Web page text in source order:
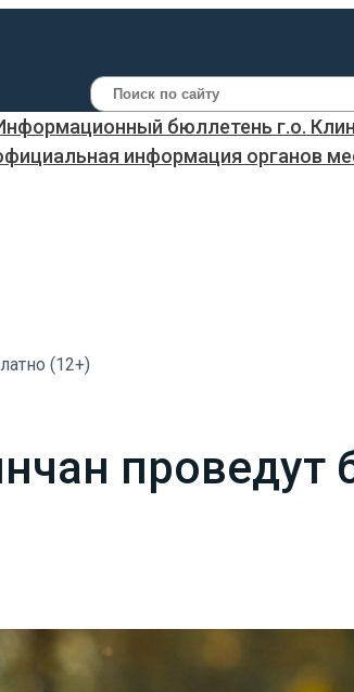
Поиск
бюллетень г.о. Клин
информация органов
(12+)
проведут